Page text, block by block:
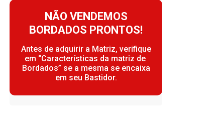
NÃO VENDEMOS
BORDADOS PRONTOS!
Antes de adquirir a Matriz, verifique
em “Características da matriz de
Bordados” se a mesma se encaixa
em seu Bastidor.